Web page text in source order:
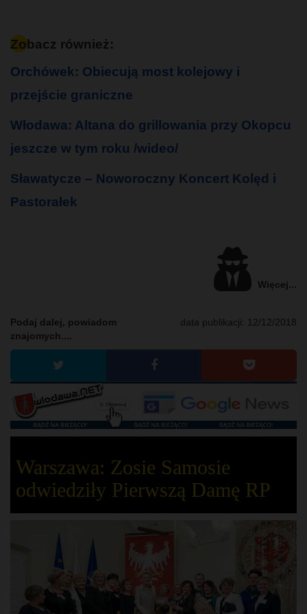
Zobacz również:
Orchówek: Obiecują most kolejowy i
przejście graniczne
Włodawa: Altana do grillowania przy Okopcu
jeszcze w tym roku /wideo/
Sławatycze – Noworoczny Koncert Kolęd i
Pastorałek
Więcej...
data publikacji: 12/12/2018
Podaj dalej, powiadom
znajomych....
Warszawa: Zosie Samosie
odwiedziły Pierwszą Damę RP